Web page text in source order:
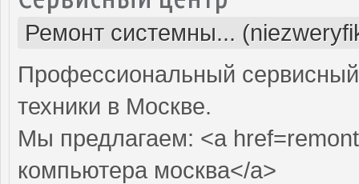
Ремонт системны...
Профессиональный
техники в Москве.
Мы предлагаем: <a
компьютера москва</a>